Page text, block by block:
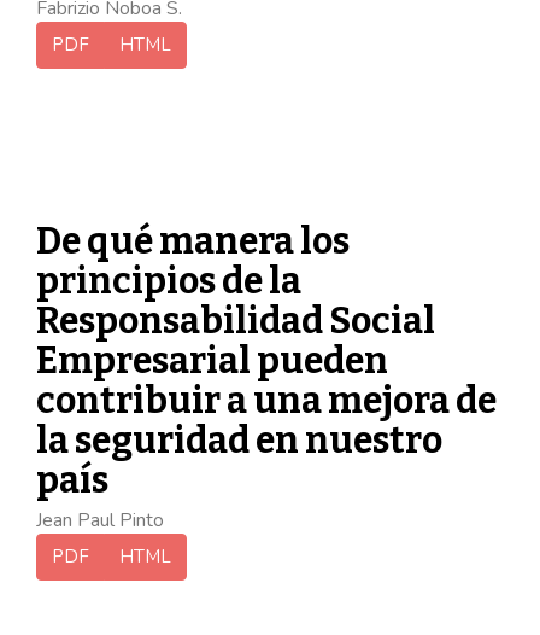
Fabrizio Noboa S.
PDF HTML
De qué manera los
principios de la
Responsabilidad Social
Empresarial pueden
contribuir a una mejora de
la seguridad en nuestro
país
Jean Paul Pinto
PDF HTML